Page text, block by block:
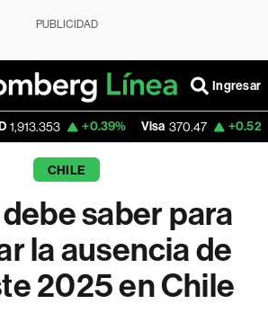
PUBLICIDAD
Ingresar
Visa 370.47 +0.52%
CHILE
saber para
la ausencia de
2025 en Chile